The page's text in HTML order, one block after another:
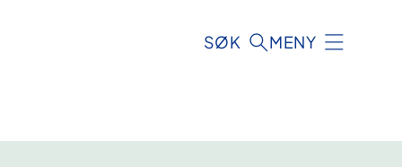
SØK MENY